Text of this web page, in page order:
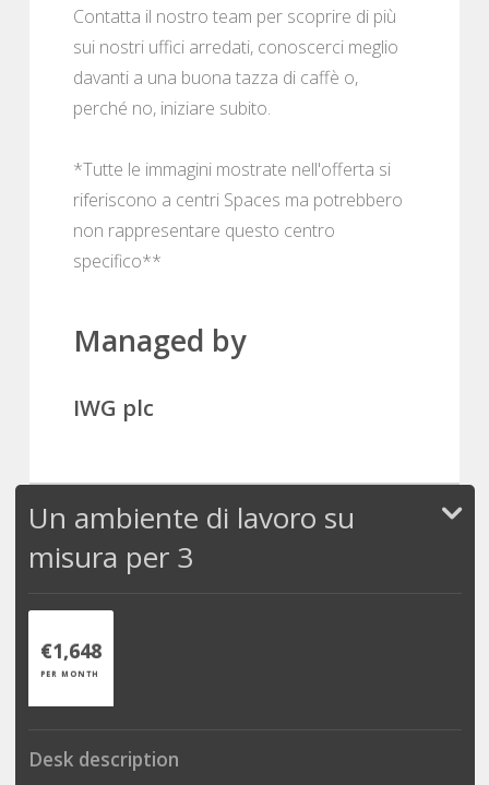
Contatta il nostro team per scoprire di più
sui nostri uffici arredati, conoscerci meglio
davanti a una buona tazza di caffè o,
perché no, iniziare subito.
*Tutte le immagini mostrate nell'offerta si
riferiscono a centri Spaces ma potrebbero
non rappresentare questo centro
specifico**
Managed by
IWG plc
Un ambiente di lavoro su
misura per 3
€1,648
PER MONTH
Desk description